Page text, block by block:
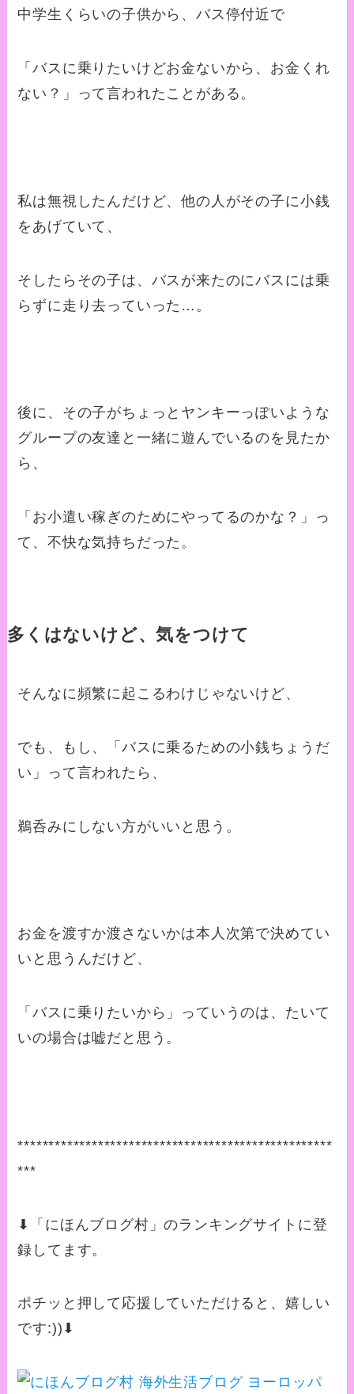
中学生くらいの子供から、バス停付近で
「バスに乗りたいけどお金ないから、お金くれ
ない？」って言われたことがある。
私は無視したんだけど、他の人がその子に小銭
をあげていて、
そしたらその子は、バスが来たのにバスには乗
らずに走り去っていった…。
後に、その子がちょっとヤンキーっぽいような
グループの友達と一緒に遊んでいるのを見たか
ら、
「お小遣い稼ぎのためにやってるのかな？」っ
て、不快な気持ちだった。
多くはないけど、気をつけて
そんなに頻繁に起こるわけじゃないけど、
でも、もし、「バスに乗るための小銭ちょうだ
い」って言われたら、
鵜呑みにしない方がいいと思う。
お金を渡すか渡さないかは本人次第で決めてい
いと思うんだけど、
「バスに乗りたいから」っていうのは、たいて
いの場合は嘘だと思う。
***************************************************
***
⬇︎「にほんブログ村」のランキングサイトに登
録してます。
ポチッと押して応援していただけると、嬉しい
です:))⬇︎